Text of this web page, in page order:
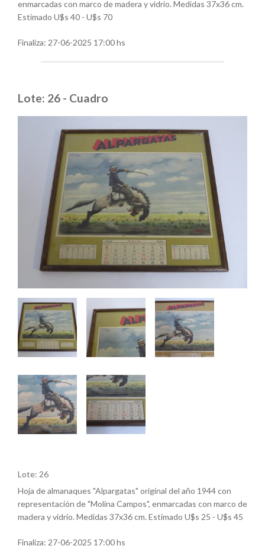
enmarcadas con marco de madera y vidrio. Medidas 37x36 cm.
Estimado U$s 40 - U$s 70
Finaliza: 27-06-2025 17:00 hs
Lote: 26 - Cuadro
Lote: 26
Hoja de almanaques "Alpargatas" original del año 1944 con
representación de "Molina Campos", enmarcadas con marco de
madera y vidrio. Medidas 37x36 cm. Estimado U$s 25 - U$s 45
Finaliza: 27-06-2025 17:00 hs